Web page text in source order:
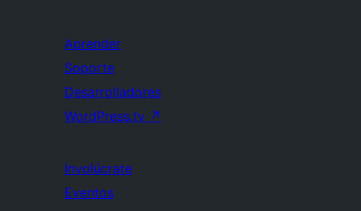
Aprender
Soporte
Desarrolladores
WordPress.tv ↗
Involúcrate
Eventos